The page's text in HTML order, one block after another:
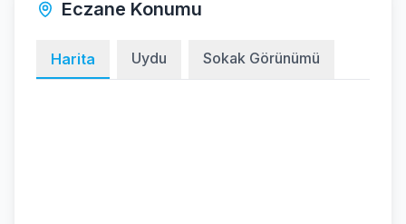
Eczane Konumu
Harita Uydu Sokak Görünümü